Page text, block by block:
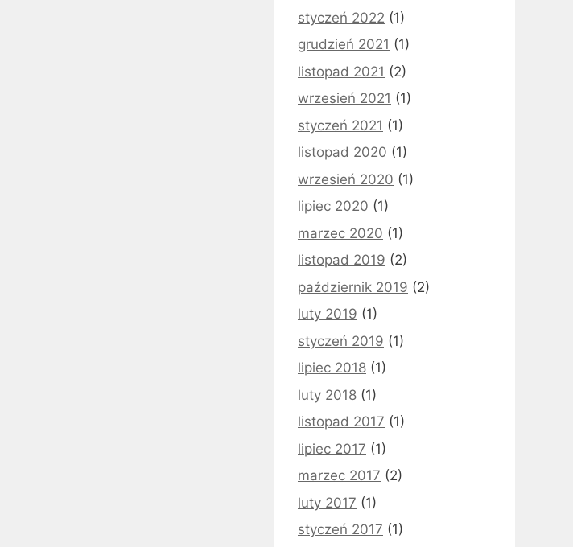
styczeń 2022 (1)
grudzień 2021 (1)
listopad 2021 (2)
wrzesień 2021 (1)
styczeń 2021 (1)
listopad 2020 (1)
wrzesień 2020 (1)
lipiec 2020 (1)
marzec 2020 (1)
listopad 2019 (2)
październik 2019 (2)
luty 2019 (1)
styczeń 2019 (1)
lipiec 2018 (1)
luty 2018 (1)
listopad 2017 (1)
lipiec 2017 (1)
marzec 2017 (2)
luty 2017 (1)
styczeń 2017 (1)